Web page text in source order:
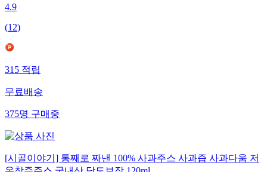
4.9
(12)
315적립
무료배송
375명구매중
[시골이야기] 통째로 짜낸 100% 사과주스 사과즙 사과다움 저